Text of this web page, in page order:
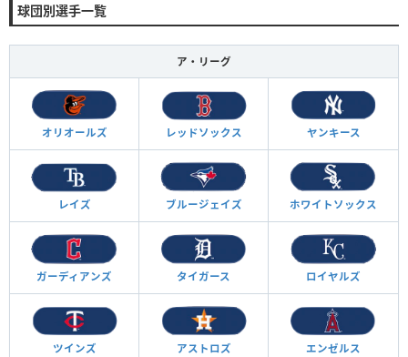
球団別選手一覧
ア・リーグ
オリオールズ レッドソックス ヤンキース
レイズ ブルージェイズ ホワイトソックス
ガーディアンズ タイガース ロイヤルズ
ツインズ アストロズ エンゼルス